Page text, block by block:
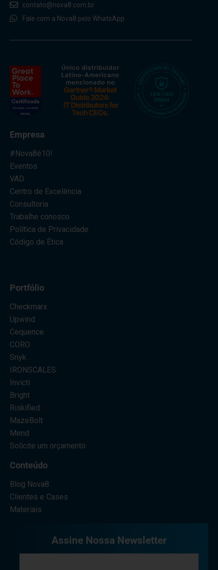
contato@nova8.com.br
Fale com a Nova8 pelo WhatsApp
Empresa
#Nova8é10!
Eventos
VAD
Centro de Excelência
Consultoria
Trabalhe conosco
Política de Privacidade
Código de Ética
Portfólio
Checkmarx
Upwind
Cequence
CORO
Snyk
IRONSCALES
Invicti
Bright
Riskified
MazeBolt
Mend
Solicite um orçamento
Conteúdo
Blog Nova8
Clientes e Cases
Materiais
Assine Nossa Newsletter